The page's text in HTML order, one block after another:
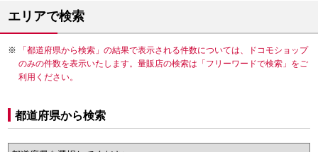
エリアで検索
「都道府県から検索」の結果で表示される件数については、ドコモショップ
のみの件数を表示いたします。量販店の検索は「フリーワードで検索」をご
利用ください。
都道府県から検索